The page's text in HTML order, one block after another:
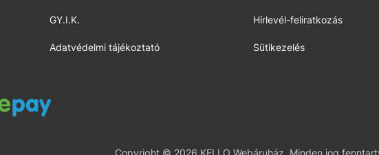
GY.I.K.
Adatvédelmi tájékoztató
Hírlevél-feliratkozás
Sütikezelés
Copyright © 2026 KELLO Webáruház. Minden jog